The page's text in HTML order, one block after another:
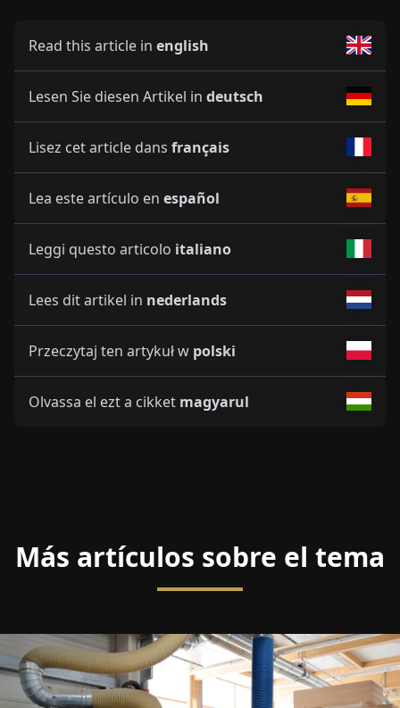
Read this article in english
Lesen Sie diesen Artikel in deutsch
Lisez cet article dans français
Lea este artículo en español
Leggi questo articolo italiano
Lees dit artikel in nederlands
Przeczytaj ten artykuł w polski
Olvassa el ezt a cikket magyarul
Más artículos sobre el tema